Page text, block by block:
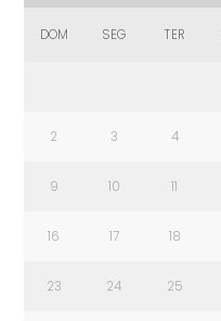
DOM SEG TER
2 3 4
9 10 11
16 17 18
23 24 25